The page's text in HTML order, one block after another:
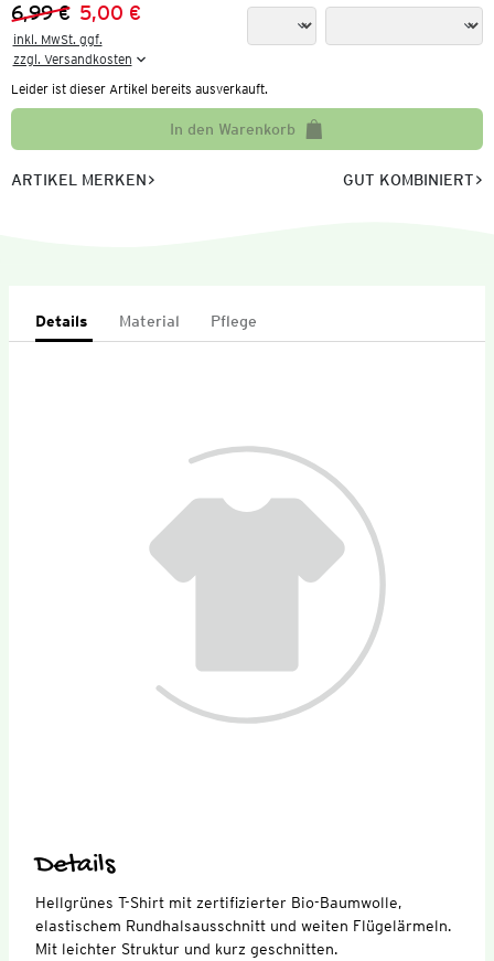
Vorheriger Preis:
6,99 €
Neuer Preis:
5,00 €
inkl. MwSt. ggf.
zzgl. Versandkosten
Leider ist dieser Artikel bereits ausverkauft.
In den Warenkorb
ARTIKEL MERKEN GUT KOMBINIERT
Details Material Pflege
Details
Hellgrünes T-Shirt mit zertifizierter Bio-Baumwolle,
elastischem Rundhalsausschnitt und weiten Flügelärmeln.
Mit leichter Struktur und kurz geschnitten.